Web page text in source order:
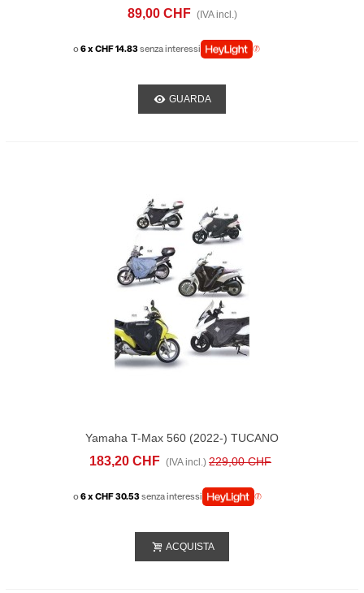
Scooter
89,00 CHF (IVA incl.)
o6 x CHF 14.83senza interessi
GUARDA
Yamaha T-Max 560 (2022-) TUCANO
URBANO Termoscud® R230PRO X
183,20 CHF (IVA incl.) 229,00 CHF
o6 x CHF 30.53senza interessi
ACQUISTA